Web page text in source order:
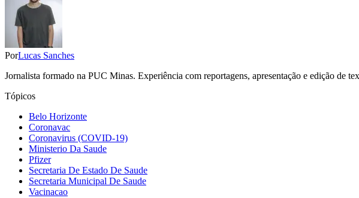
PorLucas Sanches
Jornalista formado na PUC Minas. Experiência com reportagens, apresentação e edição de
Tópicos
Belo Horizonte
Coronavac
Coronavirus (COVID-19)
Ministerio Da Saude
Pfizer
Secretaria De Estado De Saude
Secretaria Municipal De Saude
Vacinacao